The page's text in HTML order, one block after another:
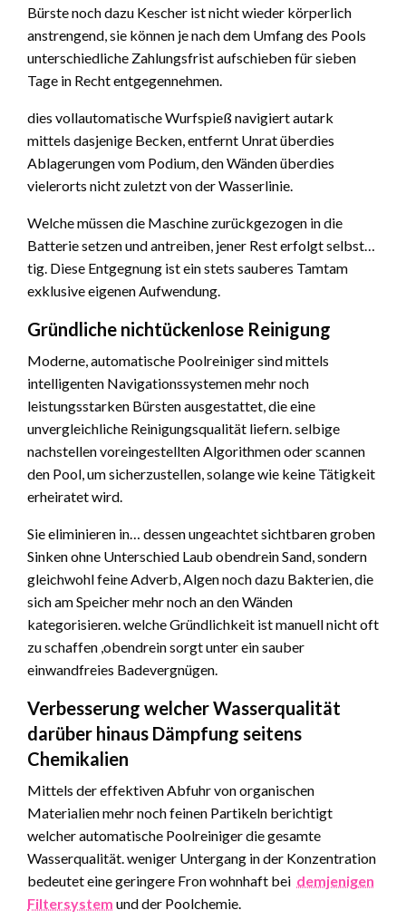
Bürste noch dazu Kescher ist nicht wieder körperlich
anstrengend, sie können je nach dem Umfang des Pools
unterschiedliche Zahlungsfrist aufschieben für sieben
Tage in Recht entgegennehmen.
dies vollautomatische Wurfspieß navigiert autark
mittels dasjenige Becken, entfernt Unrat überdies
Ablagerungen vom Podium, den Wänden überdies
vielerorts nicht zuletzt von der Wasserlinie.
Welche müssen die Maschine zurückgezogen in die
Batterie setzen und antreiben, jener Rest erfolgt selbst…
tig. Diese Entgegnung ist ein stets sauberes Tamtam
exklusive eigenen Aufwendung.
Gründliche nichtückenlose Reinigung
Moderne, automatische Poolreiniger sind mittels
intelligenten Navigationssystemen mehr noch
leistungsstarken Bürsten ausgestattet, die eine
unvergleichliche Reinigungsqualität liefern. selbige
nachstellen voreingestellten Algorithmen oder scannen
den Pool, um sicherzustellen, solange wie keine Tätigkeit
erheiratet wird.
Sie eliminieren in… dessen ungeachtet sichtbaren groben
Sinken ohne Unterschied Laub obendrein Sand, sondern
gleichwohl feine Adverb, Algen noch dazu Bakterien, die
sich am Speicher mehr noch an den Wänden
kategorisieren. welche Gründlichkeit ist manuell nicht oft
zu schaffen ,obendrein sorgt unter ein sauber
einwandfreies Badevergnügen.
Verbesserung welcher Wasserqualität
darüber hinaus Dämpfung seitens
Chemikalien
Mittels der effektiven Abfuhr von organischen
Materialien mehr noch feinen Partikeln berichtigt
welcher automatische Poolreiniger die gesamte
Wasserqualität. weniger Untergang in der Konzentration
bedeutet eine geringere Fron wohnhaft bei demjenigen
Filtersystem und der Poolchemie.